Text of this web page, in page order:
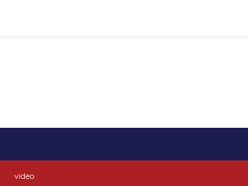
video